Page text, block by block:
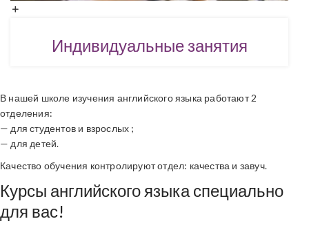
Индивидуальные занятия
В нашей школе изучения английского языка работают 2
отделения:
— для студентов и взрослых ;
— для детей.
Качество обучения контролируют отдел: качества и завуч.
Курсы английского языка специально
для вас!